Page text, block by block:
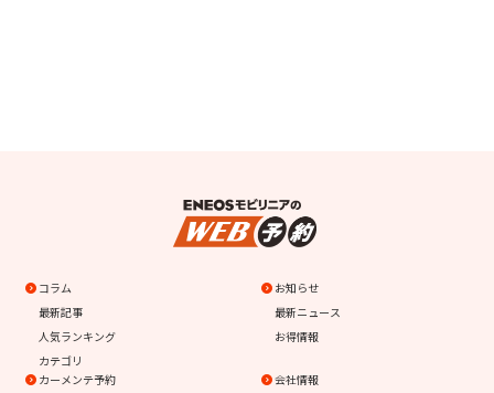
コラム
最新記事
人気ランキング
カテゴリ
お知らせ
最新ニュース
お得情報
カーメンテ予約
会社情報